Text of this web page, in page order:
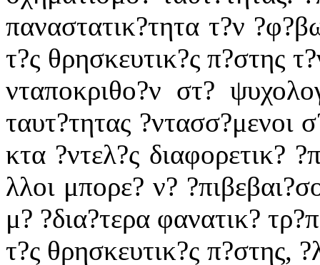
παναστατικ?τητα τ?ν
τ?ς θρησκευτικ?ς π?στης
νταποκριθο?ν στ?
ταυτ?τητας ?ντασσ?μενοι
κτα ?ντελ?ς διαφορετικ?
λλοι μπορε? ν?
μ? ?δια?τερα φανατικ?
τ?ς θρησκευτικ?ς π?στης,